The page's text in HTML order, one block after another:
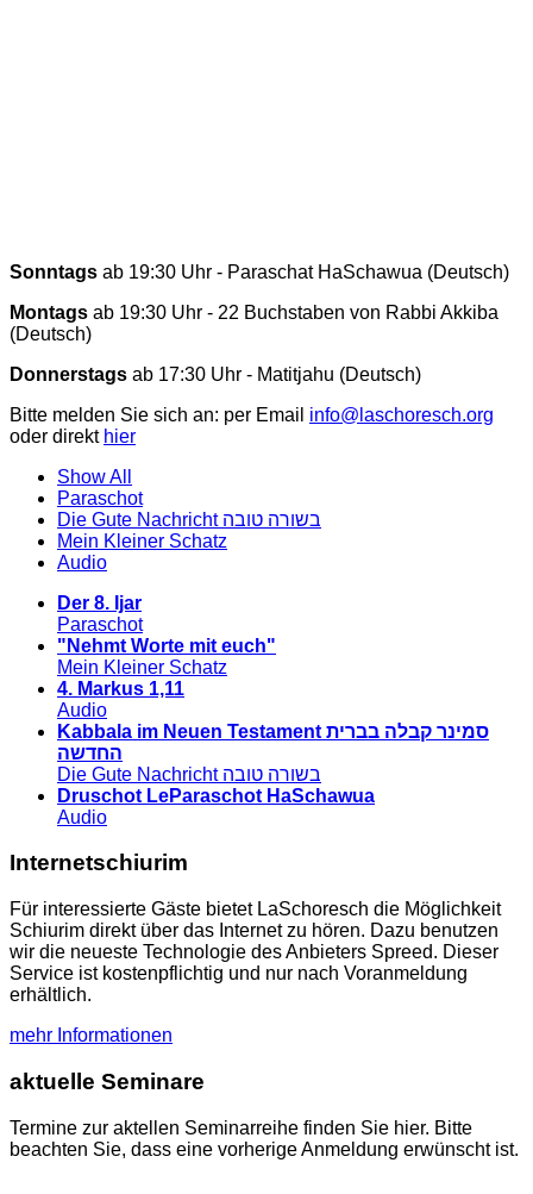
Sonntags ab 19:30 Uhr - Paraschat HaSchawua (Deutsch)
Montags ab 19:30 Uhr - 22 Buchstaben von Rabbi Akkiba
(Deutsch)
Donnerstags ab 17:30 Uhr - Matitjahu (Deutsch)
Bitte melden Sie sich an: per Email info@laschoresch.org
oder direkt hier
Show All
Paraschot
Die Gute Nachricht בשורה טובה
Mein Kleiner Schatz
Audio
Der 8. Ijar
Paraschot
"Nehmt Worte mit euch"
Mein Kleiner Schatz
4. Markus 1,11
Audio
Kabbala im Neuen Testament סמינר קבלה בברית
החדשה
Die Gute Nachricht בשורה טובה
Druschot LeParaschot HaSchawua
Audio
Internetschiurim
Für interessierte Gäste bietet LaSchoresch die Möglichkeit
Schiurim direkt über das Internet zu hören. Dazu benutzen
wir die neueste Technologie des Anbieters Spreed. Dieser
Service ist kostenpflichtig und nur nach Voranmeldung
erhältlich.
mehr Informationen
aktuelle Seminare
Termine zur aktellen Seminarreihe finden Sie hier. Bitte
beachten Sie, dass eine vorherige Anmeldung erwünscht ist.